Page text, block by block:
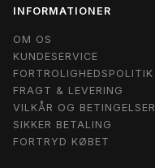
INFORMATIONER
OM OS
KUNDESERVICE
FORTROLIGHEDSPOLITIK
FRAGT & LEVERING
VILKÅR OG BETINGELSER
SIKKER BETALING
FORTRYD KØBET